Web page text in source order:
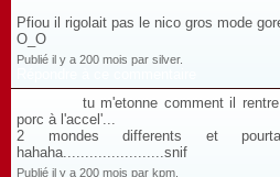
Pfiou il rigolait pas le nico gros mode
O_O
Publié il y a 200 mois par silver.
tu m'etonne comment il
porc à l'accel'...
2 mondes differents et
hahaha.......................snif
Publié il y a 200 mois par kpm.